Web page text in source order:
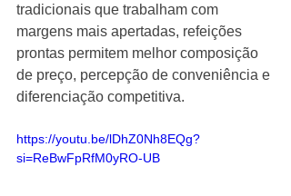
tradicionais que trabalham com
margens mais apertadas, refeições
prontas permitem melhor composição
de preço, percepção de conveniência e
diferenciação competitiva.
https://youtu.be/lDhZ0Nh8EQg?
si=ReBwFpRfM0yRO-UB